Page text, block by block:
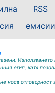
e-mail:
bg.net
чл. 8,
7 от ЗОС; чл. 92,
RSS
емисии
екип, като
носи отговорност